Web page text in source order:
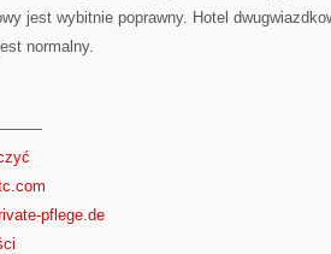
jest wybitnie poprawny. Hotel
normalny.
pflege.de